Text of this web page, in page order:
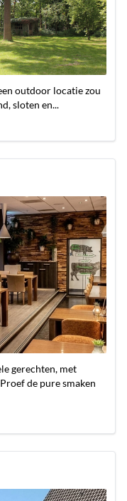
outdoor locatie zou
sloten en...
gerechten, met
de pure smaken